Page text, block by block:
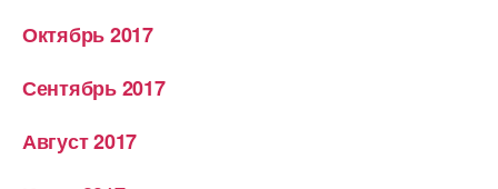
Октябрь 2017
Сентябрь 2017
Август 2017